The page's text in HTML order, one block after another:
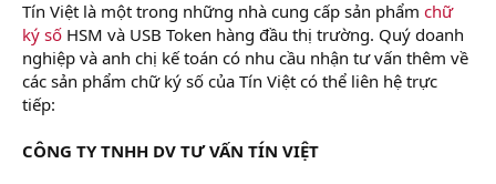
Tín Việt là một trong những nhà cung cấp sản phẩm chữ
ký số HSM và USB Token hàng đầu thị trường. Quý doanh
nghiệp và anh chị kế toán có nhu cầu nhận tư vấn thêm về
các sản phẩm chữ ký số của Tín Việt có thể liên hệ trực
tiếp:
CÔNG TY TNHH DV TƯ VẤN TÍN VIỆT